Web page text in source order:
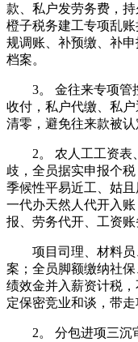
款、私户发劳务费，
橙子税务建工专项乱
规调账、补预缴、补
档案。
3。 金往来专项管
收付，私户代缴、私
清零，避免往来款被认
2。 农人工工资表
歧，全员据实申报个
季候性平易近工、姑
一代办天然人代开入
报、劳务代开、工资账
项目司理、材料员
案；全员脚额缴纳社
绩效金并入薪资计税
定保密竞业和谈，带
2。 分包进项三沉